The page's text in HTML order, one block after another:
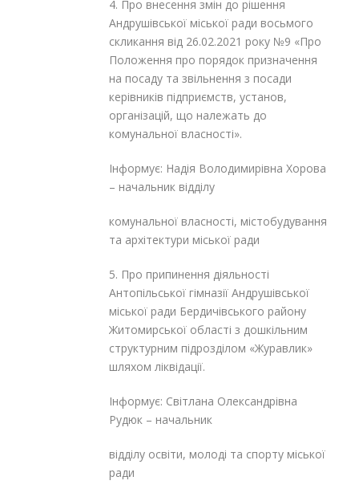
4. Про внесення змін до рішення
Андрушівської міської ради восьмого
скликання від 26.02.2021 року №9 «Про
Положення про порядок призначення
на посаду та звільнення з посади
керівників підприємств, установ,
організацій, що належать до
комунальної власності».
Інформує: Надія Володимирівна Хорова
– начальник відділу
комунальної власності, містобудування
та архітектури міської ради
5. Про припинення діяльності
Антопільської гімназії Андрушівської
міської ради Бердичівського району
Житомирської області з дошкільним
структурним підрозділом «Журавлик»
шляхом ліквідації.
Інформує: Світлана Олександрівна
Рудюк – начальник
відділу освіти, молоді та спорту міської
ради